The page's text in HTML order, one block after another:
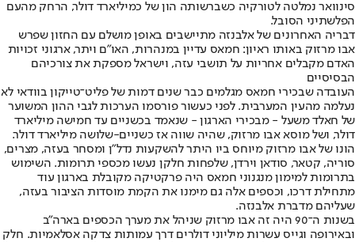
סינוואר נמלטה לטורקיה כשברשותה הון של כמיליארד דולר, הרחק מהעם
הפלשתיני הסובל.
דבריה האחרונים של אלבנזה מתיישבים באופן מושלם עם החזון שפרש
אבו מרזוק באותו ראיון: חמאס עדיין במנהרות, האו"ם ויתר, ארגוני זכויות
האדם מקבלים אחריות על תושבי עזה, וישראל מספקת את צורכיהם
הבסיסיים
העובדה שבכירי חמאס מגלמים כבר שנים דמות של פליט־טייקון בוודאי לא
נעלמה מהעין המערבית. לפני כעשור פורסמו הערכות לגבי ההון המשוער
של חאלד משעל - מבכירי הארגון - שנאמד בכשניים עד חמישה מיליארד
דולר, ושל מוסא אבו מרזוק, שהיה שווה אז כשניים-שלושה מיליארד דולר.
הונו של אבו מרזוק מיוחס ביו היתר להשקעות נדל"ן ומסחר בעזה, מצרים,
סוריה, קטאר, סודאן וירדן, שלפחות חלקן נעשו מכספי תרומות. השימוש
בתרומות למימון מנגנוני חמאס היה פרקטיקה מקובלת בארגון עוד
מתחילת דרכו, וכספים אלה גם מימנו את הקמת מוסדות הציבור בעזה,
שעליהם מדברת אלבנזה.
בשנות ה־90 היה זה אבו מרזוק שניהל את מערך הכספים בארה"ב
ובאירופה וגייס עשרות מיליוני דולרים דרך עמותות צדקה אסלאמיות. חלק